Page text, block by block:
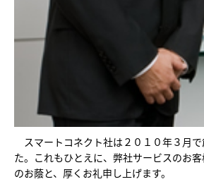
スマートコネクト社は２０１０年３月
た。これもひとえに、弊社サービスのお
のお蔭と、厚くお礼申し上げます。